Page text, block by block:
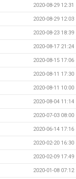
2020-08-29 12:31
2020-08-29 12:03
2020-08-23 18:39
2020-08-17 21:24
2020-08-15 17:06
2020-08-11 17:30
2020-08-11 10:00
2020-08-04 11:14
2020-07-03 08:00
2020-06-14 17:16
2020-02-20 16:30
2020-02-09 17:49
2020-01-08 07:12